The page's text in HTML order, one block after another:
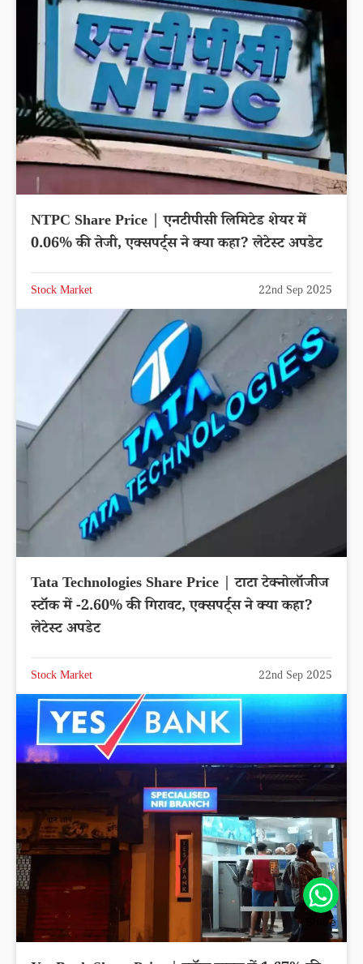
NTPC Share Price | एनटीपीसी लिमिटेड शेयर में
0.06% की तेजी, एक्सपर्ट्स ने क्या कहा? लेटेस्ट अपडेट
Stock Market 22nd Sep 2025
Tata Technologies Share Price | टाटा टेक्नोलॉजीज
स्टॉक में -2.60% की गिरावट, एक्सपर्ट्स ने क्या कहा?
लेटेस्ट अपडेट
Stock Market 22nd Sep 2025
Share